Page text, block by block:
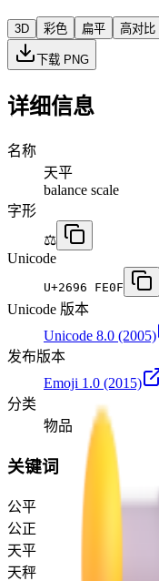
3D 彩色 扁平 高对比
下载 PNG
详细信息
名称
天平
balance scale
字形
⚖️
Unicode
U+2696 FE0F
Unicode 版本
Unicode 8.0 (2005)
发布版本
Emoji 1.0 (2015)
分类
物品
关键词
公平
公正
天平
天秤